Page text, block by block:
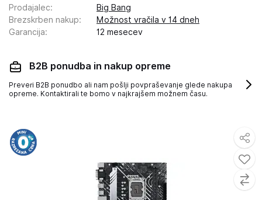
Prodajalec:
Big Bang
Brezskrben nakup:
Možnost vračila v 14 dneh
Garancija: 12 mesecev
B2B ponudba in nakup opreme
Preveri B2B ponudbo ali nam pošlji povpraševanje glede nakupa
opreme. Kontaktirali te bomo v najkrajšem možnem času.